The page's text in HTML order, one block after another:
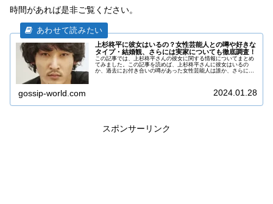
時間があれば是非ご覧ください。
上杉柊平に彼女はいるの？女性芸能人との噂や好きな
タイプ・結婚観、さらには実家についても徹底調査！
この記事では、上杉柊平さんの彼女に関する情報についてまとめ
てみました。この記事を読めば、上杉柊平さんに彼女はいるの
か、過去にお付き合いの噂があった女性芸能人は誰か、さらには
gossip-world.com 2024.01.28
スポンサーリンク